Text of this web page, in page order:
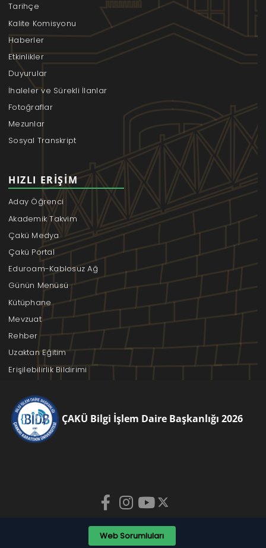
Tarihçe
Kalite Komisyonu
Haberler
Etkinlikler
Duyurular
İhaleler ve Sürekli İlanlar
Fotoğraflar
Mezunlar
Sosyal Transkript
HIZLI ERIŞIM
Aday Öğrenci
Akademik Takvim
Çakü Medya
Çakü Portal
Eduroam-Kablosuz Ağ
Günün Menüsü
Kütüphane
Mevzuat
Rehber
Uzaktan Eğitim
Erişilebilirlik Bildirimi
ÇAKÜ Bilgi İşlem Daire Başkanlığı 2026
Web Sorumluları